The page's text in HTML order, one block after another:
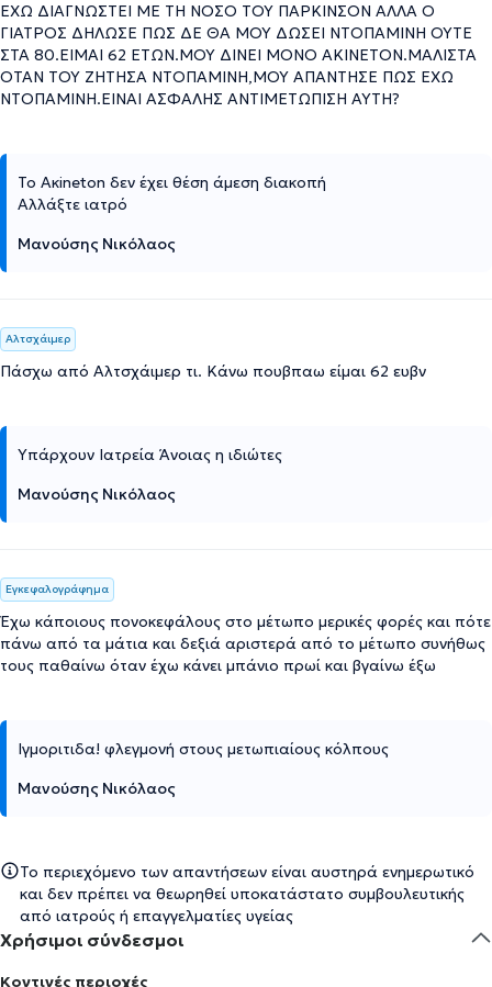
ΕΧΩ ΔΙΑΓΝΩΣΤΕΙ ΜΕ ΤΗ ΝΟΣΟ ΤΟΥ ΠΑΡΚΙΝΣΟΝ ΑΛΛΑ Ο
ΓΙΑΤΡΟΣ ΔΗΛΩΣΕ ΠΩΣ ΔΕ ΘΑ ΜΟΥ ΔΩΣΕΙ ΝΤΟΠΑΜΙΝΗ ΟΥΤΕ
ΣΤΑ 80.ΕΙΜΑΙ 62 ΕΤΩΝ.ΜΟΥ ΔΙΝΕΙ ΜΟΝΟ ΑΚΙΝΕΤΟΝ.ΜΑΛΙΣΤΑ
ΟΤΑΝ ΤΟΥ ΖΗΤΗΣΑ ΝΤΟΠΑΜΙΝΗ,ΜΟΥ ΑΠΑΝΤΗΣΕ ΠΩΣ ΕΧΩ
ΝΤΟΠΑΜΙΝΗ.ΕΙΝΑΙ ΑΣΦΑΛΗΣ ΑΝΤΙΜΕΤΩΠΙΣΗ ΑΥΤΗ?
Το Ακineton δεν έχει θέση άμεση διακοπή
Αλλάξτε ιατρό
Μανούσης Νικόλαος
Αλτσχάιμερ
Πάσχω από Αλτσχάιμερ τι. Κάνω πουβπαω είμαι 62 ευβν
Υπάρχουν Ιατρεία Άνοιας η ιδιώτες
Μανούσης Νικόλαος
Εγκεφαλογράφημα
Έχω κάποιους πονοκεφάλους στο μέτωπο μερικές φορές και πότε
πάνω από τα μάτια και δεξιά αριστερά από το μέτωπο συνήθως
τους παθαίνω όταν έχω κάνει μπάνιο πρωί και βγαίνω έξω
Ιγμοριτιδα! φλεγμονή στους μετωπιαίους κόλπους
Μανούσης Νικόλαος
Το περιεχόμενο των απαντήσεων είναι αυστηρά ενημερωτικό
και δεν πρέπει να θεωρηθεί υποκατάστατο συμβουλευτικής
από ιατρούς ή επαγγελματίες υγείας
Χρήσιμοι σύνδεσμοι
Κοντινές περιοχές